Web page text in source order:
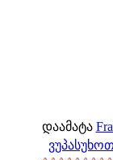
დაამატა